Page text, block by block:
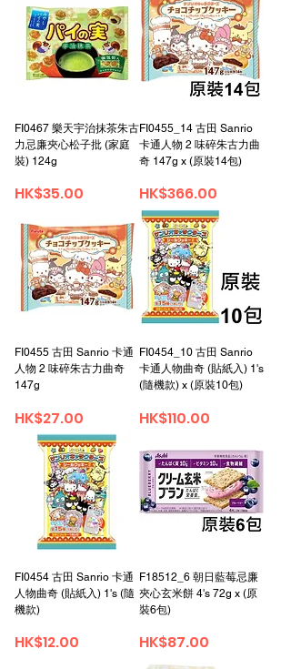
FI0467 樂天宇治抹茶朱古
力忌廉夾心松子批 (家庭
裝) 124g
가격
HK$35.00
FI0455_14 古田 Sanrio
卡通人物 2 味碎朱古力曲
奇 147g x (原裝14包)
가격
HK$366.00
FI0455 古田 Sanrio 卡通
人物 2 味碎朱古力曲奇
147g
가격
HK$27.00
FI0454_10 古田 Sanrio
卡通人物曲奇 (貼紙入) 1's
(隨機款) x (原裝10包)
가격
HK$110.00
FI0454 古田 Sanrio 卡通
人物曲奇 (貼紙入) 1's (隨
機款)
가격
HK$12.00
F18512_6 朝日藍莓忌廉
夾心玄米餅 4's 72g x (原
裝6包)
가격
HK$87.00